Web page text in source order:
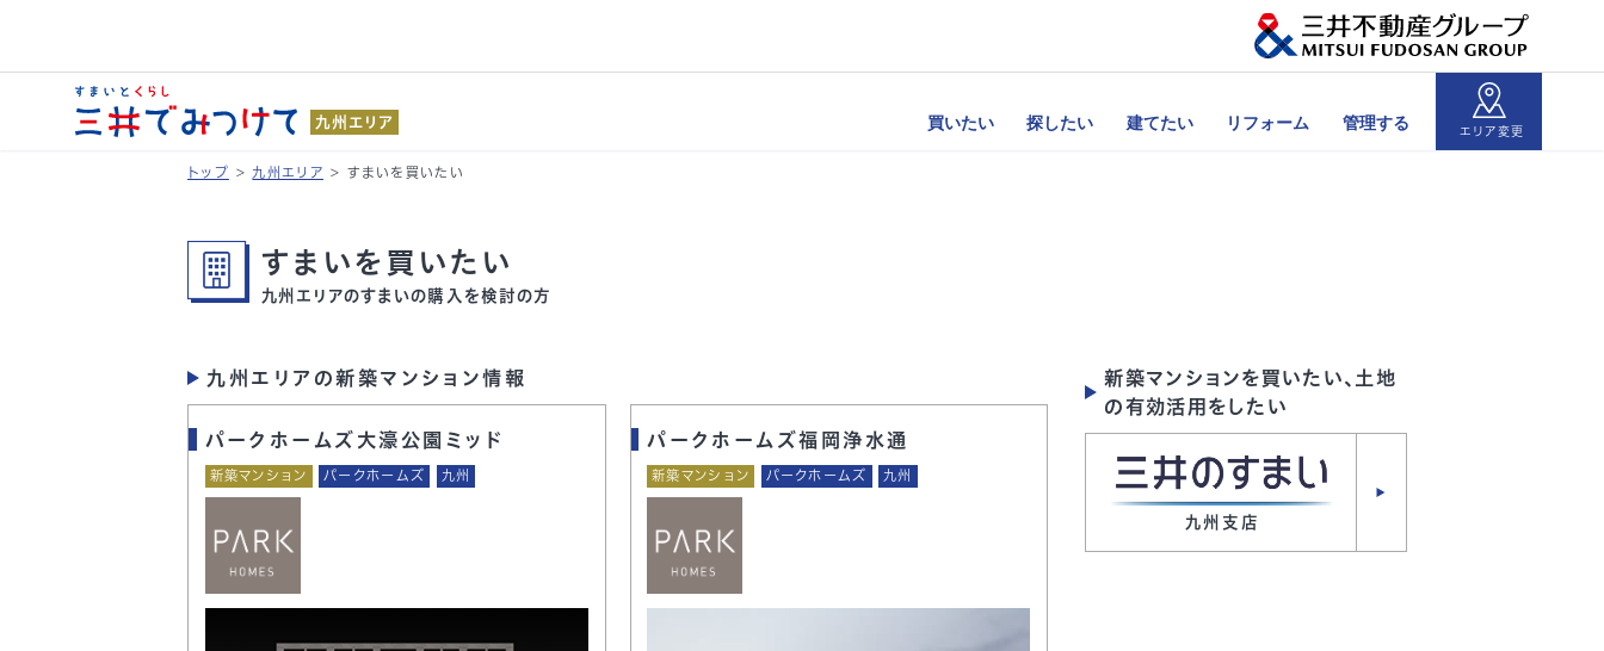
九州エリア 買いたい 探したい 建てたい リフォーム 管理する
エリア変更
トップ > 九州エリア > すまいを買いたい
すまいを買いたい
九州エリアのすまいの購入を検討の方
九州エリアの新築マンション情報
パークホームズ大濠公園ミッド
新築マンション パークホームズ 九州
パークホームズ福岡浄水通
新築マンション パークホームズ 九州
新築マンションを買いたい、土地
の有効活用をしたい
九州支店